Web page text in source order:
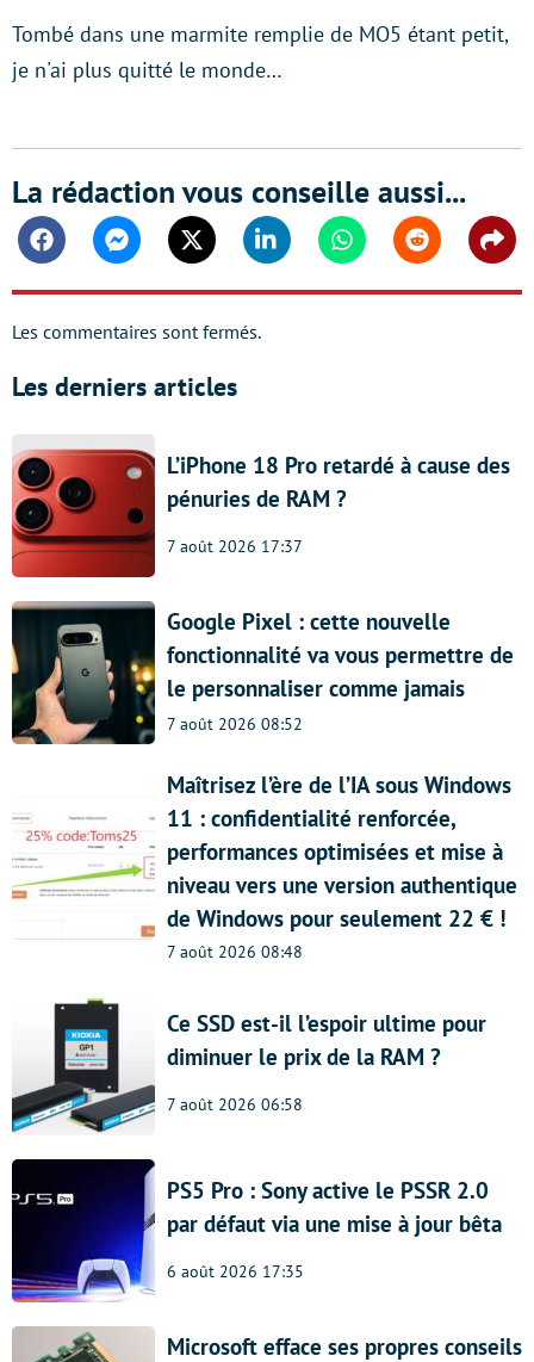
Tombé dans une marmite remplie de MO5 étant petit,
je n'ai plus quitté le monde…
La rédaction vous conseille aussi...
FacebookMessengerTwitter Linkedin WhatsappReddit
Les commentaires sont fermés.
Les derniers articles
L’iPhone 18 Pro retardé à cause des
pénuries de RAM ?
7 août 2026 17:37
Google Pixel : cette nouvelle
fonctionnalité va vous permettre de
le personnaliser comme jamais
7 août 2026 08:52
Maîtrisez l’ère de l’IA sous Windows
11 : confidentialité renforcée,
performances optimisées et mise à
niveau vers une version authentique
de Windows pour seulement 22 € !
7 août 2026 08:48
Ce SSD est-il l’espoir ultime pour
diminuer le prix de la RAM ?
7 août 2026 06:58
PS5 Pro : Sony active le PSSR 2.0
par défaut via une mise à jour bêta
6 août 2026 17:35
Microsoft efface ses propres conseils